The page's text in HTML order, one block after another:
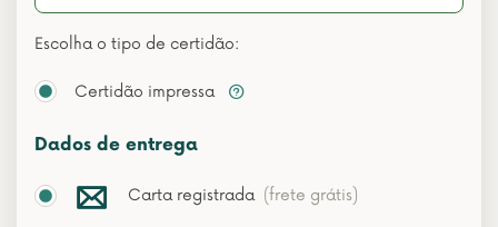
Escolha o tipo de certidão:
Certidão impressa
Dados de entrega
Carta registrada (frete grátis)